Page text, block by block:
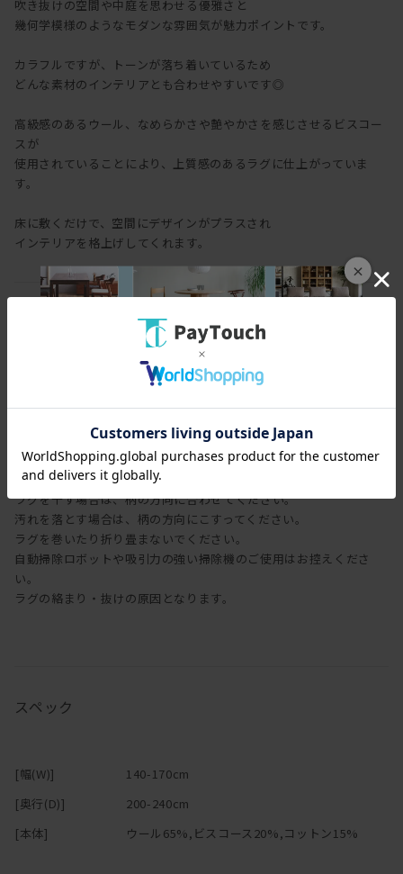
×
吹き抜けの空間や中庭を思わせる優雅さと
幾何学模様のようなモダンな雰囲気が魅力ポイントです。
カラフルですが、トーンが落ち着いているため
どんな素材のインテリアとも合わせやすいです◎
高級感のあるウール、なめらかさや艶やかさを感じさせるビスコー
スが
使用されていることにより、上質感のあるラグに仕上がっていま
す。
床に敷くだけで、空間にデザインがプラスされ
インテリアを格上げしてくれます。
ご家庭では洗えません。
タンブル乾燥はできません。
カーペットクリーニング店へのご相談を推奨しています。
ラグを干す場合は、柄の方向に合わせてください。
汚れを落とす場合は、柄の方向にこすってください。
ラグを巻いたり折り畳まないでください。
自動掃除ロボットや吸引力の強い掃除機のご使用はお控えくださ
い。
ラグの絡まり・抜けの原因となります。
スペック
[幅(W)]
140-170cm
[奥行(D)]
200-240cm
[本体]
ウール65%,ビスコース20%,コットン15%